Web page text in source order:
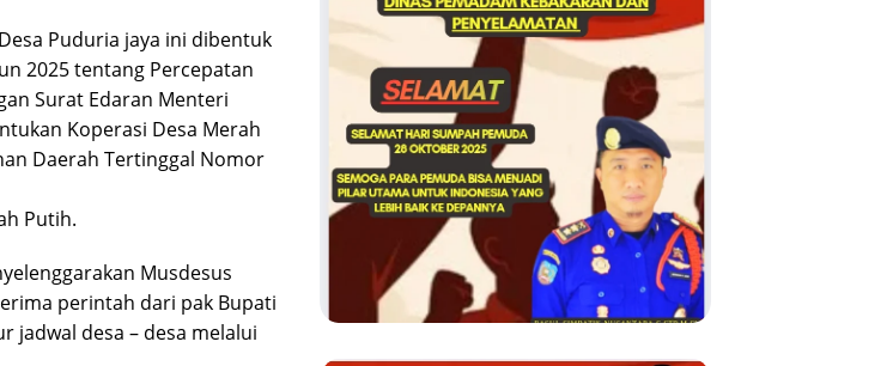
Puduria jaya ini dibentuk
2025 tentang Percepatan
Surat Edaran Menteri
Koperasi Desa Merah
Daerah Tertinggal Nomor
Putih.
Musdesus
perintah dari pak Bupati
jadwal desa – desa melalui